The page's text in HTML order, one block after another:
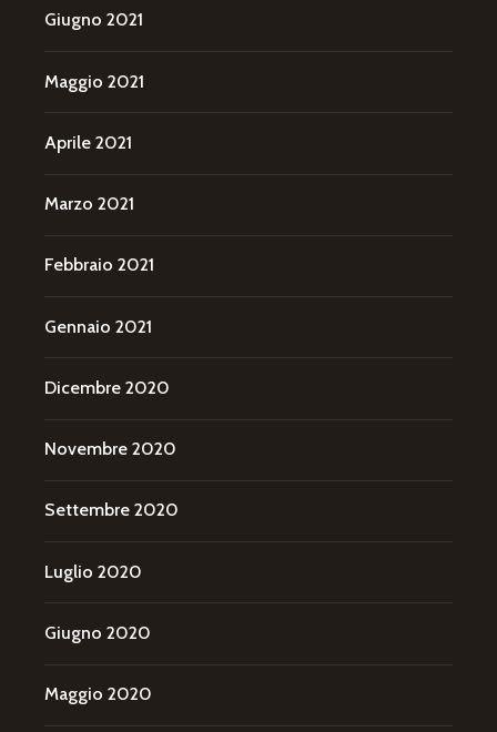
Giugno 2021
Maggio 2021
Aprile 2021
Marzo 2021
Febbraio 2021
Gennaio 2021
Dicembre 2020
Novembre 2020
Settembre 2020
Luglio 2020
Giugno 2020
Maggio 2020